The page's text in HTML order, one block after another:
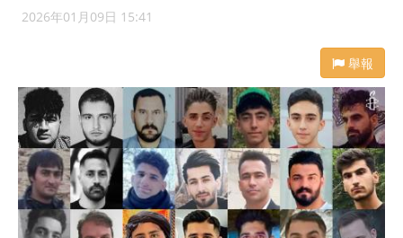
2026年01月09日 15:41
舉報